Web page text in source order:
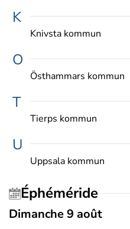
K
Knivsta kommun
O
Östhammars kommun
T
Tierps kommun
U
Uppsala kommun
Éphéméride
Dimanche 9 août